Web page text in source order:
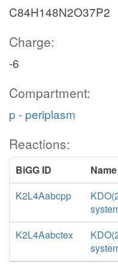
C84H148N2O37P2
Charge:
-6
Compartment:
p - periplasm
Reactions:
BiGG ID
Name
K2L4Aabcpp
K2L4Aabctex